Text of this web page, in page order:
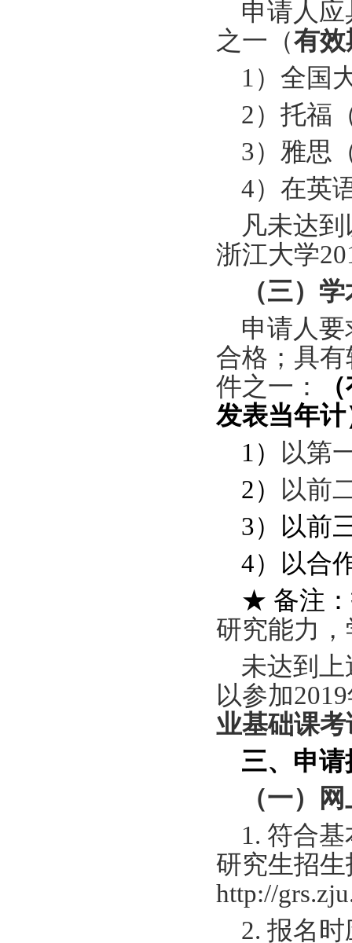
申请人 应
之一 （有效
1 ）全国
2）托福
3）雅思
4） 在英
凡未达
浙江大学
（三） 学
申请人
合格；具有
件之一 ：
发表当年计
1 ） 以第
2）
以前
3）以前
4）以合
★ 备注：
研究能力
未达到上
以参加2019
业基础课
三、申请
（一）
1. 符合
研究生招
http://
2. 报名时